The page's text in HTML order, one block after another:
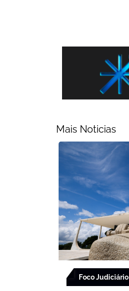
Mais Noticias
Foco Judiciário